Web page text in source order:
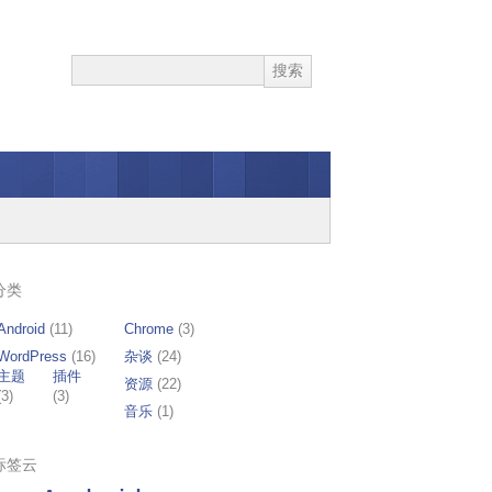
类
(11) Chrome (3)
(16)
题
插件
(3)
杂谈 (24)
资源 (22)
音乐 (1)
签云